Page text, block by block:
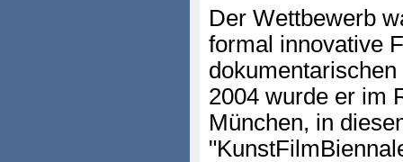
Der Wettbewerb
formal innovative
2004 wurde er im
München, in